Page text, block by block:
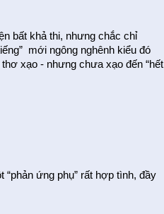
bất khả thi, nhưng chắc chỉ
mới ngông nghênh kiểu đó
xạo - nhưng chưa xạo đến “hết
ứng phụ” rất hợp tình, đầy